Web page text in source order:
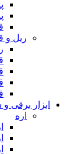
ریل و
ابزار برقی
اره